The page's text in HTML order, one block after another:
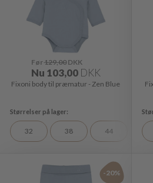
Før129,00DKK
Nu 103,00 DKK
Fixoni body til præmatur - Zen Blue
32 38 44
-20%